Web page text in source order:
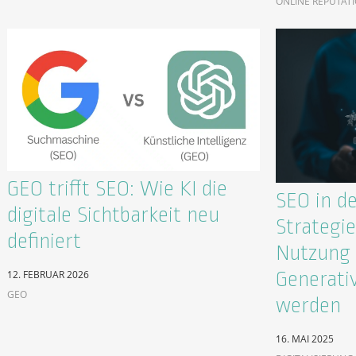
GEO trifft SEO: Wie KI die
digitale Sichtbarkeit neu
definiert
12. FEBRUAR 2026
GEO
SEO in
Nutzung
werden
16. MAI 2025